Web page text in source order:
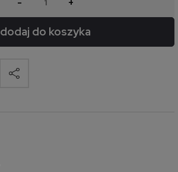
dodaj do koszyka